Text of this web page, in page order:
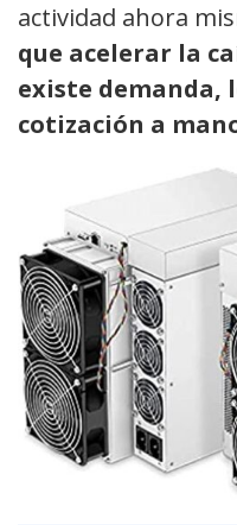
actividad ahora
que acelerar la
existe demanda,
cotización a